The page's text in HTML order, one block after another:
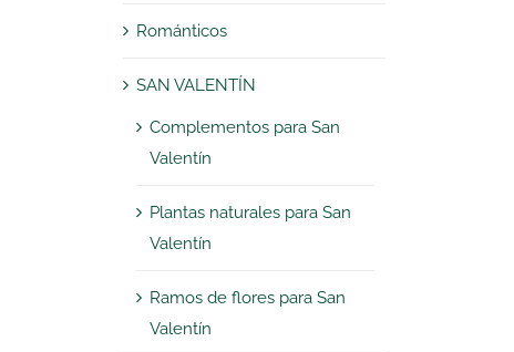
Románticos
SAN VALENTÍN
Complementos para San
Valentín
Plantas naturales para San
Valentín
Ramos de flores para San
Valentín